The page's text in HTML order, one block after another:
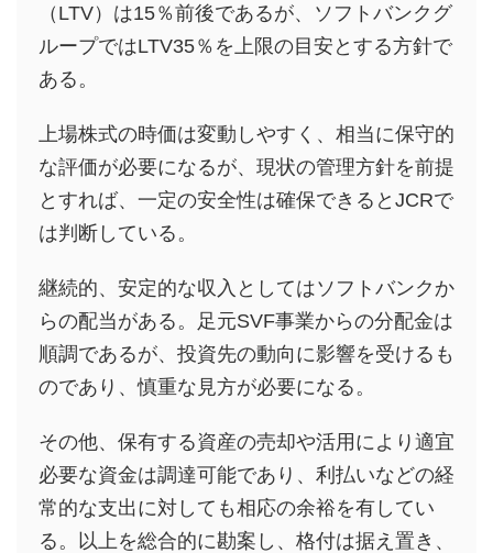
（LTV）は15％前後であるが、ソフトバンクグ
ループではLTV35％を上限の目安とする方針で
ある。
上場株式の時価は変動しやすく、相当に保守的
な評価が必要になるが、現状の管理方針を前提
とすれば、一定の安全性は確保できるとJCRで
は判断している。
継続的、安定的な収入としてはソフトバンクか
らの配当がある。足元SVF事業からの分配金は
順調であるが、投資先の動向に影響を受けるも
のであり、慎重な見方が必要になる。
その他、保有する資産の売却や活用により適宜
必要な資金は調達可能であり、利払いなどの経
常的な支出に対しても相応の余裕を有してい
る。以上を総合的に勘案し、格付は据え置き、